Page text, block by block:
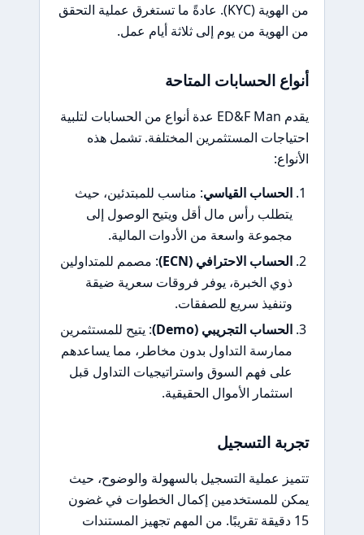
من الهوية (KYC). عادةً ما تستغرق عملية التحقق
من الهوية من يوم إلى ثلاثة أيام عمل.
أنواع الحسابات المتاحة
يقدم ED&F Man عدة أنواع من الحسابات لتلبية
احتياجات المستثمرين المختلفة. تشمل هذه
الأنواع:
الحساب القياسي: مناسب للمبتدئين، حيث
يتطلب رأس مال أقل ويتيح الوصول إلى
مجموعة واسعة من الأدوات المالية.
الحساب الاحترافي (ECN)
: مصمم للمتداولين
ذوي الخبرة، يوفر فروقات سعرية ضيقة
وتنفيذ سريع للصفقات.
الحساب التجريبي (Demo)
: يتيح للمستثمرين
ممارسة التداول بدون مخاطر، مما يساعدهم
على فهم السوق واستراتيجيات التداول قبل
استثمار الأموال الحقيقية.
تجربة التسجيل
تتميز عملية التسجيل بالسهولة والوضوح، حيث
يمكن للمستخدمين إكمال الخطوات في غضون
15 دقيقة تقريبًا. من المهم تجهيز المستندات